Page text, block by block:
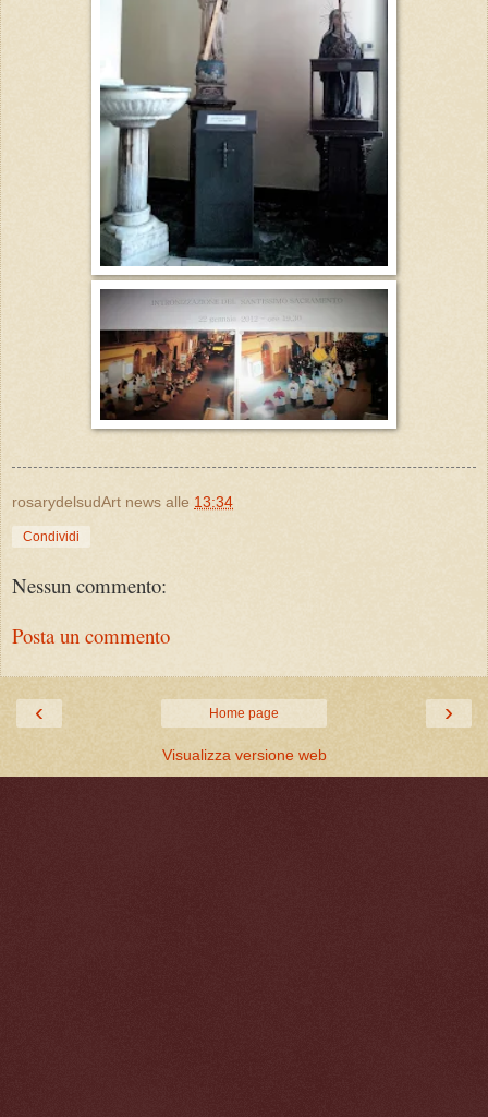
rosarydelsudArt news alle 13:34
Condividi
Nessun commento:
Posta un commento
‹ ›
Home page
Visualizza versione web